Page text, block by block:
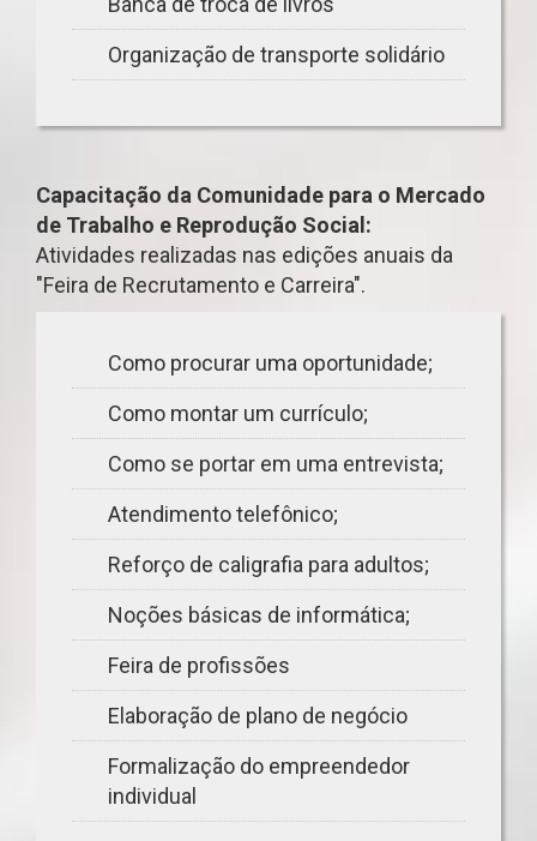
Organização de transporte solidário
Capacitação da Comunidade para o Mercado
de Trabalho e Reprodução Social:
Atividades realizadas nas edições anuais da
"Feira de Recrutamento e Carreira".
Como procurar uma oportunidade;
Como montar um currículo;
Como se portar em uma entrevista;
Atendimento telefônico;
Reforço de caligrafia para adultos;
Noções básicas de informática;
Feira de profissões
Elaboração de plano de negócio
Formalização do empreendedor
individual